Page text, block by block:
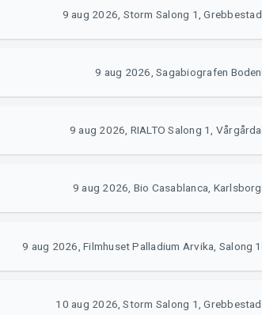
9 aug 2026, Storm Salong 1, Grebbestad
9 aug 2026, Sagabiografen Boden
9 aug 2026, RIALTO Salong 1, Vårgårda
9 aug 2026, Bio Casablanca, Karlsborg
9 aug 2026, Filmhuset Palladium Arvika, Salong 1
10 aug 2026, Storm Salong 1, Grebbestad